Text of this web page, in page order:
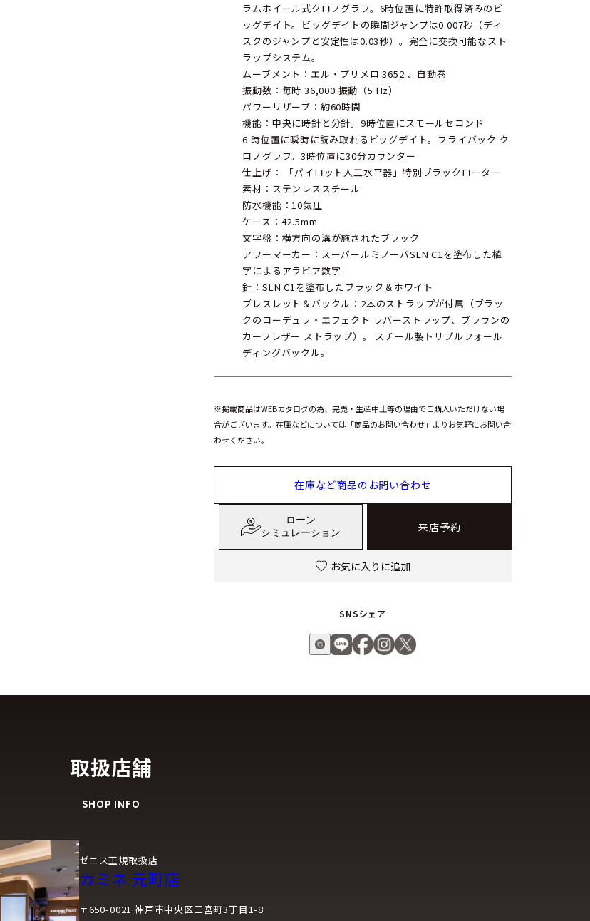
ラムホイール式クロノグラフ。6時位置に特許取得済みのビ
ッグデイト。ビッグデイトの瞬間ジャンプは0.007秒（ディ
スクのジャンプと安定性は0.03秒）。完全に交換可能なスト
ラップシステム。
ムーブメント：エル・プリメロ 3652 、自動巻
振動数：毎時 36,000 振動（5 Hz）
パワーリザーブ：約60時間
機能：中央に時針と分針。9時位置にスモールセコンド
6 時位置に瞬時に読み取れるビッグデイト。フライバック ク
ロノグラフ。3時位置に30分カウンター
仕上げ： 「パイロット人工水平器」特別ブラックローター
素材：ステンレススチール
防水機能：10気圧
ケース：42.5mm
文字盤：横方向の溝が施されたブラック
アワーマーカー：スーパールミノーバSLN C1を塗布した植
字によるアラビア数字
針：SLN C1を塗布したブラック＆ホワイト
ブレスレット＆バックル：2本のストラップが付属（ブラッ
クのコーデュラ・エフェクト ラバーストラップ、ブラウンの
カーフレザー ストラップ）。 スチール製トリプルフォール
ディングバックル。
※掲載商品はWEBカタログの為、完売・生産中止等の理由でご購入いただけない場
合がございます。在庫などについては「商品のお問い合わせ」よりお気軽にお問い合
わせください。
在庫など商品のお問い合わせ
ローン
シミュレーション
来店予約
お気に入りに追加
SNSシェア
取扱店舗
SHOP INFO
ゼニス正規取扱店
カミネ 元町店
〒650-0021 神戸市中央区三宮町3丁目1-8